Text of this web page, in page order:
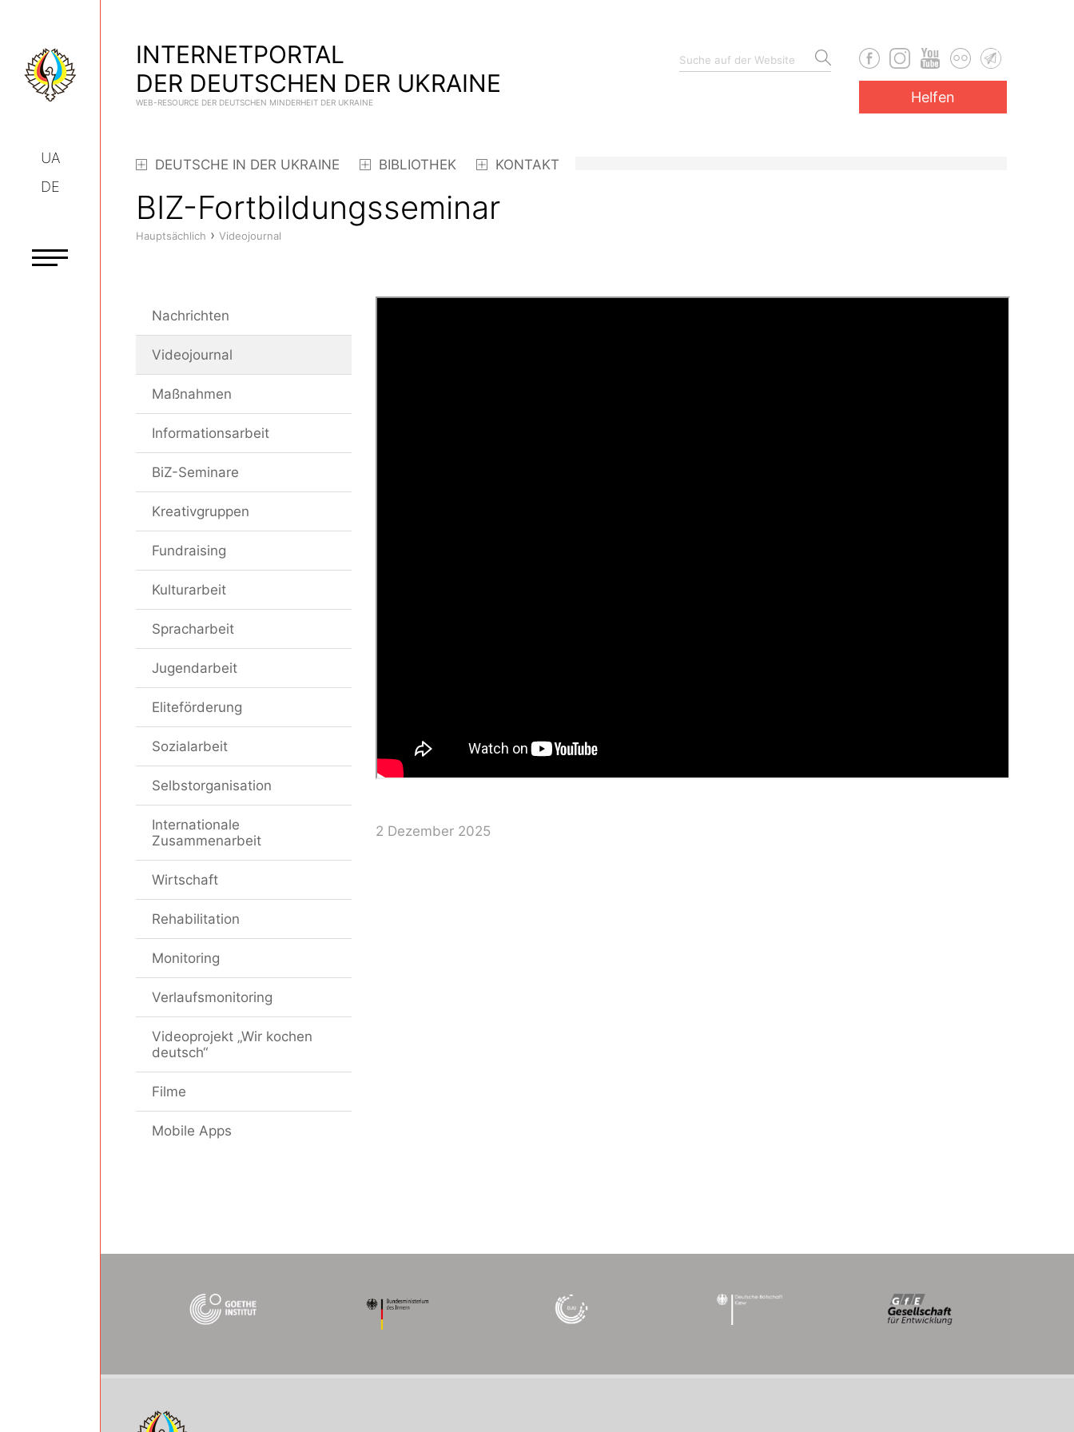
UA
DE
INTERNETPORTAL
DER DEUTSCHEN DER UKRAINE
WEB-RESOURCE DER DEUTSCHEN MINDERHEIT DER UKRAINE Helfen
DEUTSCHE IN DER UKRAINE BIBLIOTHEK KONTAKT
BIZ-Fortbildungsseminar
Hauptsächlich › Videojournal
Nachrichten
Videojournal
Maßnahmen
Informationsarbeit
BiZ-Seminare
Kreativgruppen
Fundraising
Kulturarbeit
Spracharbeit
Jugendarbeit
Eliteförderung
Sozialarbeit
Selbstorganisation
Internationale
Zusammenarbeit
Wirtschaft
Rehabilitation
Monitoring
Verlaufsmonitoring
Videoprojekt „Wir kochen
deutsch“
Filme
Mobile Apps
2 Dezember 2025